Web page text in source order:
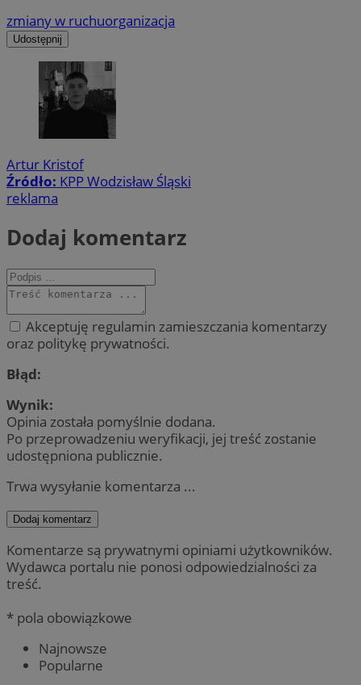
zmiany w ruchuorganizacja
Udostępnij
Artur Kristof
Źródło: KPP Wodzisław Śląski
reklama
Dodaj komentarz
Akceptuję regulamin zamieszczania komentarzy
oraz politykę prywatności.
Błąd:
Wynik:
Opinia została pomyślnie dodana.
Po przeprowadzeniu weryfikacji, jej treść zostanie
udostępniona publicznie.
Trwa wysyłanie komentarza ...
Dodaj komentarz
Komentarze są prywatnymi opiniami użytkowników.
Wydawca portalu nie ponosi odpowiedzialności za
treść.
* pola obowiązkowe
Najnowsze
Popularne